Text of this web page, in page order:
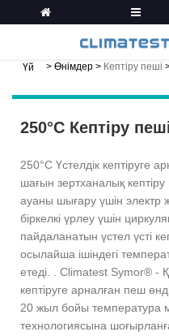
Үй > Өнімдер > Кептіру пеші
250°C Кептіру
250°C Үстелдік кептіруге
шағын зертханалық кептіру
ауаны шығару үшін
біркелкі үрлеу үшін
пайдаланатын үстел үсті
осылайша ішіндегі
етеді. . Climatest Symor® -
кептіруге арналған пеш
20 жыл бойы температура
технологиясына